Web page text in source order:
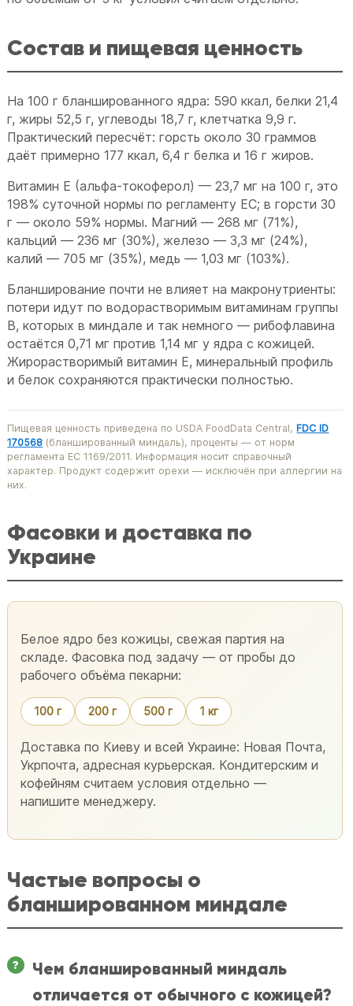
Состав и пищевая ценность
На 100 г бланшированного ядра: 590 ккал, белки 21,4
г, жиры 52,5 г, углеводы 18,7 г, клетчатка 9,9 г.
Практический пересчёт: горсть около 30 граммов
даёт примерно 177 ккал, 6,4 г белка и 16 г жиров.
Витамин E (альфа-токоферол) — 23,7 мг на 100 г, это
198% суточной нормы по регламенту ЕС; в горсти 30
г — около 59% нормы. Магний — 268 мг (71%),
кальций — 236 мг (30%), железо — 3,3 мг (24%),
калий — 705 мг (35%), медь — 1,03 мг (103%).
Бланширование почти не влияет на макронутриенты:
потери идут по водорастворимым витаминам группы
B, которых в миндале и так немного — рибофлавина
остаётся 0,71 мг против 1,14 мг у ядра с кожицей.
Жирорастворимый витамин E, минеральный профиль
и белок сохраняются практически полностью.
Пищевая ценность приведена по USDA FoodData Central,FDC ID
170568 (бланшированный миндаль), проценты — от норм
регламента ЕС 1169/2011. Информация носит справочный
характер. Продукт содержит орехи — исключён при аллергии на
них.
Фасовки и доставка по
Украине
Белое ядро без кожицы, свежая партия на
складе. Фасовка под задачу — от пробы до
рабочего объёма пекарни:
100 г 200 г 500 г 1 кг
Доставка по Киеву и всей Украине: Новая Почта,
Укрпочта, адресная курьерская. Кондитерским и
кофейням считаем условия отдельно —
напишите менеджеру.
Частые вопросы о
бланшированном миндале
Чем бланшированный миндаль
отличается от обычного с кожицей?